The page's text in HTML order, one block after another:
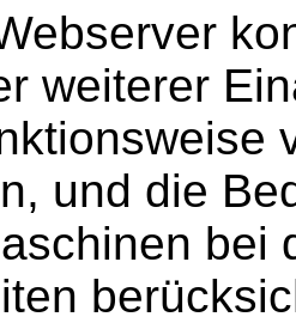
weiterer
und die
bei